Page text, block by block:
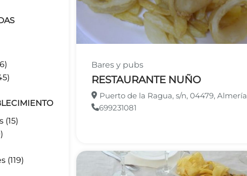
(15)
(119)
Bares y pubs
RESTAURANTE NUÑO
Puerto de la Ragua, s/n, 04479, Almería
699231081